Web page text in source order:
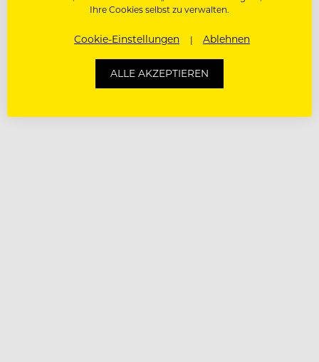
Hostelkette mitgestalten.
Ihre Cookies selbst zu verwalten.
Cookie-Einstellungen Ablehnen
ALLE AKZEPTIEREN